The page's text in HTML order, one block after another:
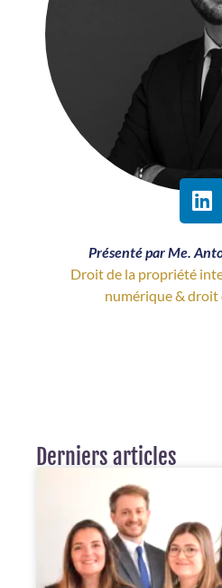
Présenté par Me.
Droit de la propriété
numérique & droit
Derniers articles